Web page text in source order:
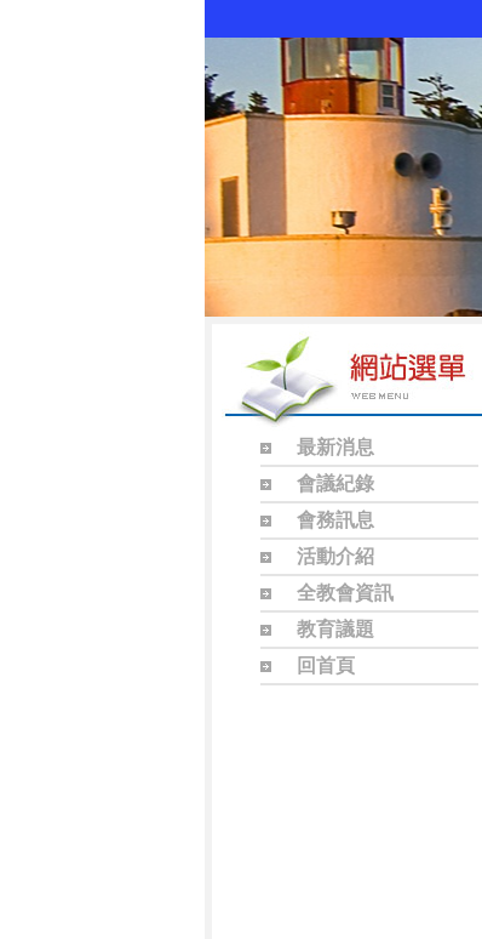
最新消息
會議紀錄
會務訊息
活動介紹
全教會資訊
教育議題
回首頁